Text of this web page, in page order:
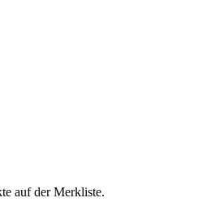
auf der Merkliste.